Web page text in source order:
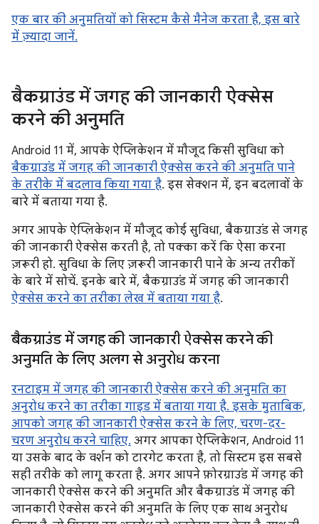
एक बार की अनुमतियों को सिस्टम कैसे मैनेज करता है, इस बारे
में ज़्यादा जानें.
बैकग्राउंड में जगह की जानकारी ऐक्सेस
करने की अनुमति
Android 11 में, आपके ऐप्लिकेशन में मौजूद किसी सुविधा को
बैकग्राउंड में जगह की जानकारी ऐक्सेस करने की अनुमति पाने
के तरीके में बदलाव किया गया है. इस सेक्शन में, इन बदलावों के
बारे में बताया गया है.
अगर आपके ऐप्लिकेशन में मौजूद कोई सुविधा, बैकग्राउंड से जगह
की जानकारी ऐक्सेस करती है, तो पक्का करें कि ऐसा करना
ज़रूरी हो. सुविधा के लिए ज़रूरी जानकारी पाने के अन्य तरीकों
के बारे में सोचें. इनके बारे में, बैकग्राउंड में जगह की जानकारी
ऐक्सेस करने का तरीका लेख में बताया गया है.
बैकग्राउंड में जगह की जानकारी ऐक्सेस करने की
अनुमति के लिए अलग से अनुरोध करना
रनटाइम में जगह की जानकारी ऐक्सेस करने की अनुमति का
अनुरोध करने का तरीका गाइड में बताया गया है. इसके मुताबिक,
आपको जगह की जानकारी ऐक्सेस करने के लिए, चरण-दर-
चरण अनुरोध करने चाहिए. अगर आपका ऐप्लिकेशन, Android 11
या उसके बाद के वर्शन को टारगेट करता है, तो सिस्टम इस सबसे
सही तरीके को लागू करता है. अगर आपने फ़ोरग्राउंड में जगह की
जानकारी ऐक्सेस करने की अनुमति और बैकग्राउंड में जगह की
जानकारी ऐक्सेस करने की अनुमति के लिए एक साथ अनुरोध